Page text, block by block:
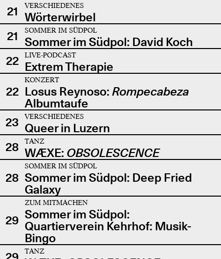
21
VERSCHIEDENES
Wörterwirbel
21
SOMMER IM SÜDPOL
Sommer im Südpol: David Koch
22
LIVE-PODCAST
Extrem Therapie
22
KONZERT
Losus Reynoso: Rompecabeza
Albumtaufe
23
VERSCHIEDENES
Queer in Luzern
28
TANZ
WÆXE: OBSOLESCENCE
28
SOMMER IM SÜDPOL
Sommer im Südpol: Deep Fried
Galaxy
29
ZUM MITMACHEN
Sommer im Südpol:
Quartierverein Kehrhof: Musik-
Bingo
TANZ